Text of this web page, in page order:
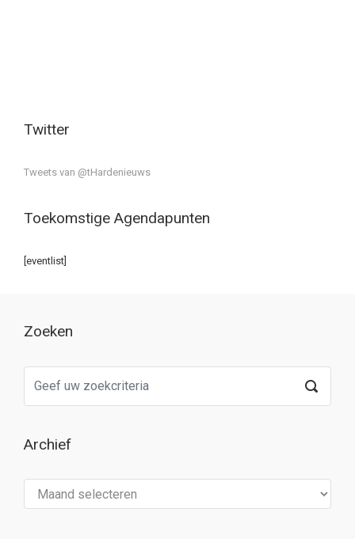
Twitter
Tweets van @tHardenieuws
Toekomstige Agendapunten
[eventlist]
Zoeken
Archief